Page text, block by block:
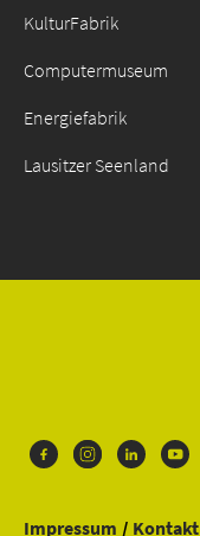
KulturFabrik
Computermuseum
Energiefabrik
Lausitzer Seenland
Impressum Kontakt